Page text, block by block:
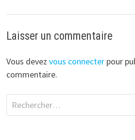
Laisser un commentaire
Vous devez vous connecterpour
commentaire.
Rechercher :